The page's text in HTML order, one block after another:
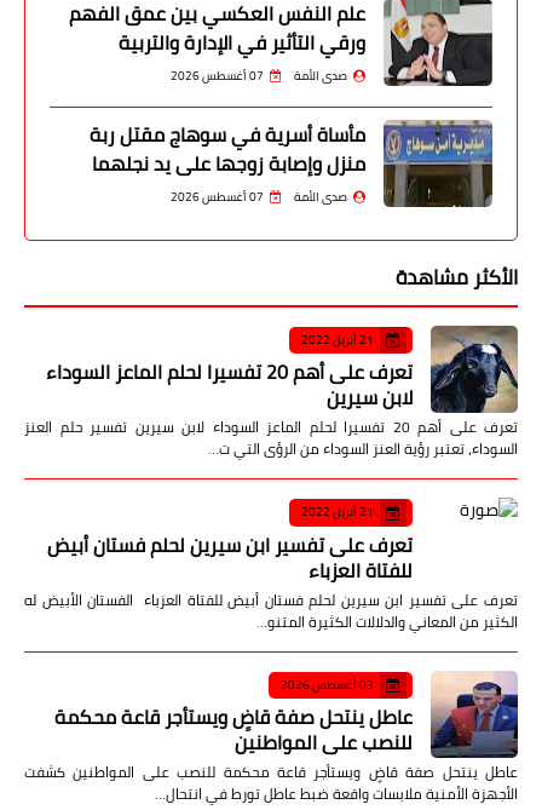
علم النفس العكسي بين عمق الفهم
ورقي التأثير في الإدارة والتربية
صدى الأمة 07 أغسطس 2026
مأساة أسرية في سوهاج مقتل ربة
منزل وإصابة زوجها على يد نجلهما
صدى الأمة 07 أغسطس 2026
الأكثر مشاهدة
21 أبريل 2022
تعرف على أهم 20 تفسيرا لحلم الماعز السوداء
لابن سيرين
تعرف على أهم 20 تفسيرا لحلم الماعز السوداء لابن سيرين تفسير حلم العنز
السوداء، تعتبر رؤية العنز السوداء من الرؤى التي ت…
21 أبريل 2022
تعرف على تفسير ابن سيرين لحلم فستان أبيض
للفتاة العزباء
تعرف على تفسير ابن سيرين لحلم فستان أبيض للفتاة العزباء الفستان الأبيض له
الكثير من المعاني والدلالات الكثيرة المتنو…
03 أغسطس 2026
عاطل ينتحل صفة قاضٍ ويستأجر قاعة محكمة
للنصب على المواطنين
عاطل ينتحل صفة قاضٍ ويستأجر قاعة محكمة للنصب على المواطنين كشفت
الأجهزة الأمنية ملابسات واقعة ضبط عاطل تورط في انتحال…